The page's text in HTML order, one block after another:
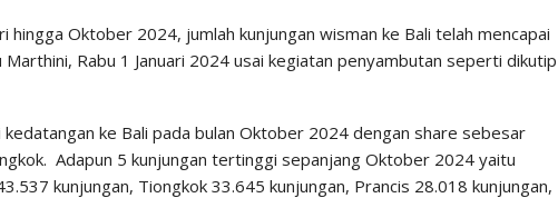
hingga Oktober 2024, jumlah kunjungan wisman ke Bali telah mencapai
Rabu 1 Januari 2024 usai kegiatan penyambutan seperti dikutip
ke Bali pada bulan Oktober 2024 dengan share sebesar
Adapun 5 kunjungan tertinggi sepanjang Oktober 2024 yaitu
kunjungan, Tiongkok 33.645 kunjungan, Prancis 28.018 kunjungan,